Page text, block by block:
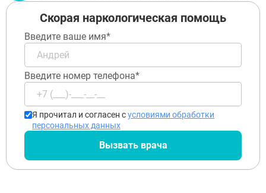
Скорая наркологическая помощь
Введите ваше имя*
Введите номер телефона*
Я прочитал и согласен сусловиями обработки
персональных данных
Вызвать врача